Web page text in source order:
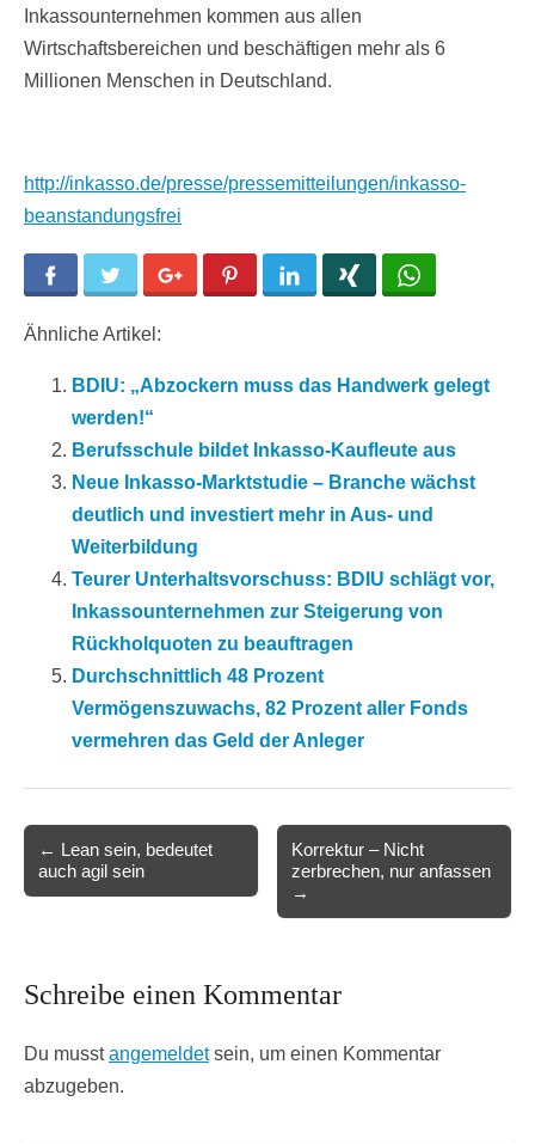
Inkassounternehmen kommen aus allen
Wirtschaftsbereichen und beschäftigen mehr als 6
Millionen Menschen in Deutschland.
http://inkasso.de/presse/pressemitteilungen/inkasso-
beanstandungsfrei
Facebook Twitter Google+ Pinterest LinkedIn
Ähnliche Artikel:
BDIU: „Abzockern muss das Handwerk gelegt
werden!“
Berufsschule bildet Inkasso-Kaufleute aus
Neue Inkasso-Marktstudie – Branche wächst
deutlich und investiert mehr in Aus- und
Weiterbildung
Teurer Unterhaltsvorschuss: BDIU schlägt vor,
Inkassounternehmen zur Steigerung von
Rückholquoten zu beauftragen
Durchschnittlich 48 Prozent
Vermögenszuwachs, 82 Prozent aller Fonds
vermehren das Geld der Anleger
navigation
← Lean sein, bedeutet
auch agil sein
Korrektur – Nicht
zerbrechen, nur anfassen
→
Schreibe einen Kommentar
Du musstangemeldetsein, um einen Kommentar
abzugeben.